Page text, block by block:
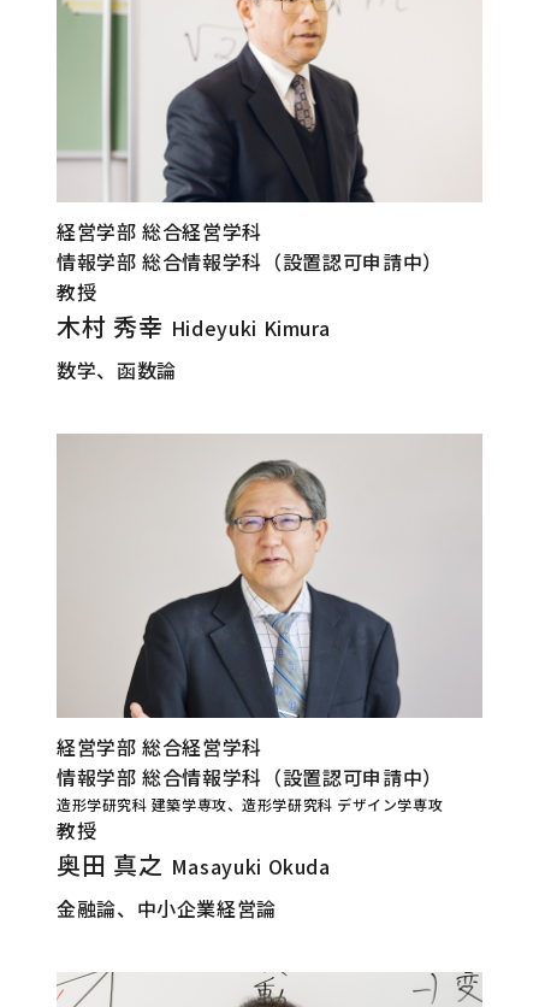
経営学部 総合経営学科
情報学部 総合情報学科（設置認可申請中）
教授
木村 秀幸 Hideyuki Kimura
数学、函数論
経営学部 総合経営学科
情報学部 総合情報学科（設置認可申請中）
造形学研究科 建築学専攻、造形学研究科 デザイン学専攻
教授
奥田 真之 Masayuki Okuda
金融論、中小企業経営論